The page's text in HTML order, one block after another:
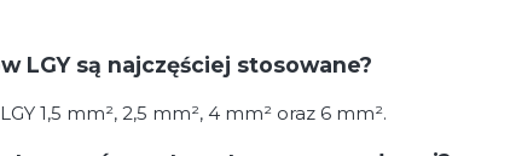
LGY są najczęściej stosowane?
1,5 mm², 2,5 mm², 4 mm² oraz 6 mm².